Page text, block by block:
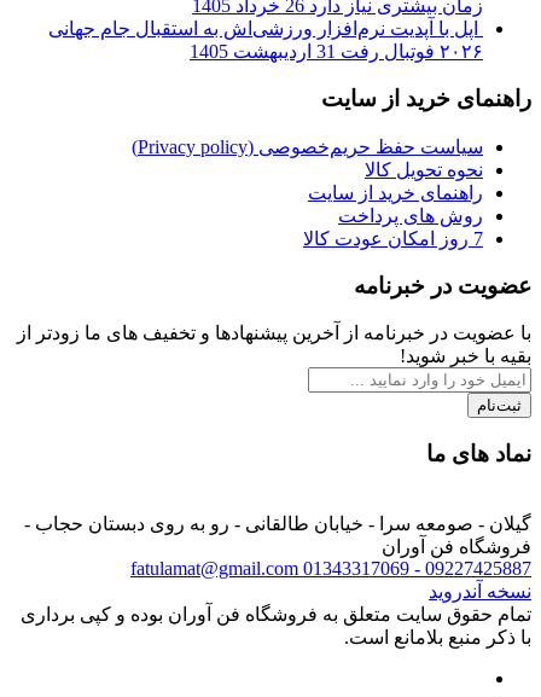
زمان بیشتری نیاز دارد 26 خرداد 1405
اپل با آپدیت نرم‌افزار ورزشی‌اش به استقبال جام جهانی
۲۰۲۶ فوتبال رفت
31 اردیبهشت 1405
راهنمای خرید از سایت
سیاست حفظ حریم‌خصوصی (Privacy policy)
نحوه تحویل کالا
راهنمای خرید از سایت
روش های پرداخت
7 روز امکان عودت کالا
عضویت در خبرنامه
با عضویت در خبرنامه از آخرین پیشنهادها و تخفیف های ما زودتر از
بقیه با خبر شوید!
ثبت‌نام
نماد های ما
گیلان - صومعه سرا - خیابان طالقانی - رو به روی دبستان حجاب -
فروشگاه فن آوران
09227425887 - 01343317069
fatulamat@gmail.com
نسخه آندروید
تمام حقوق سایت متعلق به فروشگاه فن آوران بوده و کپی برداری
با ذکر منبع بلامانع است.